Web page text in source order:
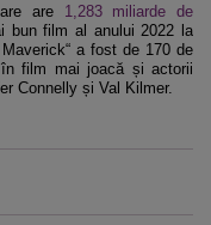
are 1,283 miliarde de
bun film al anului 2022 la
a fost de 170 de
film mai joacă și actorii
Connelly și Val Kilmer.